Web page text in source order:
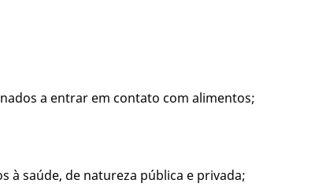
a entrar em contato com alimentos;
à saúde, de natureza pública e privada;